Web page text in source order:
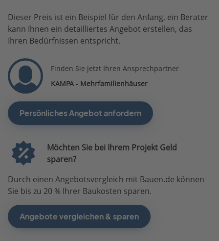
Dieser Preis ist ein Beispiel für den Anfang, ein Berater
kann Ihnen ein detailliertes Angebot erstellen, das
Ihren Bedürfnissen entspricht.
Finden Sie jetzt Ihren Ansprechpartner
KAMPA - Mehrfamilienhäuser
Persönliches Angebot anfordern
Möchten Sie bei Ihrem Projekt Geld
sparen?
Durch einen Angebotsvergleich mit Bauen.de können
Sie bis zu 20 % Ihrer Baukosten sparen.
Angebote vergleichen & sparen